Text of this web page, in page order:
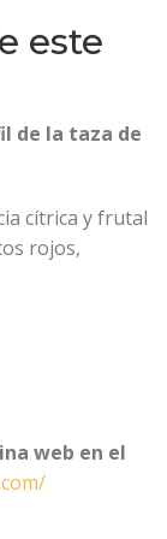
este
de la taza de
cítrica y frutal
rojos,
web en el